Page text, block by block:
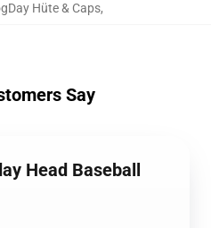
Hüte & Caps,
Say
Head Baseball